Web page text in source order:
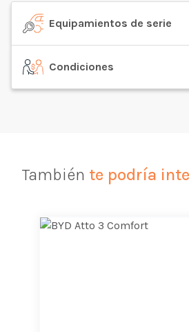
Equipamientos de serie
Condiciones
También te podría